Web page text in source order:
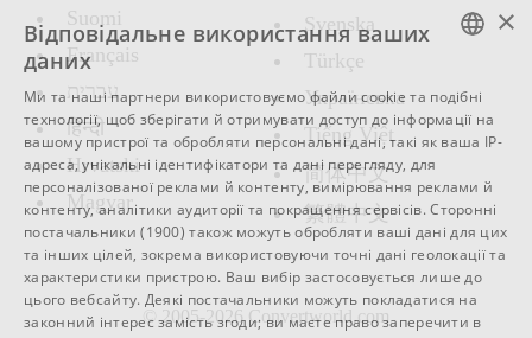
Suomi
Français
עברית
हिन्दी
Hrvatski
Magyar
Svenska
Türkçe
Украïнська
Tiếng Việt
简体中文
繁體中文
© 2005-2026 Convertworld.com
SWEDISH
SPANISH
CATALAN
BULGARIAN
CZECH
×
Відповідальне використання ваших
даних
Ми та наші партнери використовуємо файли cookie та подібні
технології, щоб зберігати й отримувати доступ до інформації на
вашому пристрої та обробляти персональні дані, такі як ваша IP-
адреса, унікальні ідентифікатори та дані перегляду, для
персоналізованої реклами й контенту, вимірювання реклами й
контенту, аналітики аудиторії та покращення сервісів.Сторонні
постачальники (1900) також можуть обробляти ваші дані для цих
та інших цілей, зокрема використовуючи точні дані геолокації та
характеристики пристрою. Ваш вибір застосовується лише до
цього вебсайту. Деякі постачальники можуть покладатися на
законний інтерес замість згоди; ви маєте право заперечити в